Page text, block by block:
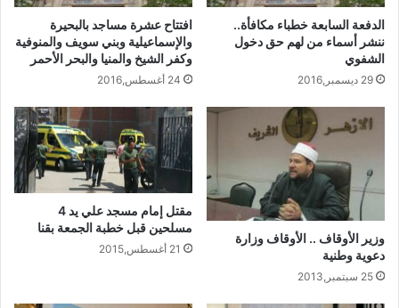
الدفعة السابعة خطباء مكافأة..
ننشر أسماء من لهم حق دخول
الشفوي
29 ديسمبر,2016
افتتاح عشرة مساجد بالبحيرة
والإسماعيلية وبني سويف والمنوفية
وكفر الشيخ والمنيا والبحر الأحمر
24 أغسطس,2016
وزير الأوقاف .. الأوقاف وزارة
دعوية وطنية
25 سبتمبر,2013
مقتل إمام مسجد علي يد 4
مسلحين قبل خطبة الجمعة بقنا
21 أغسطس,2015